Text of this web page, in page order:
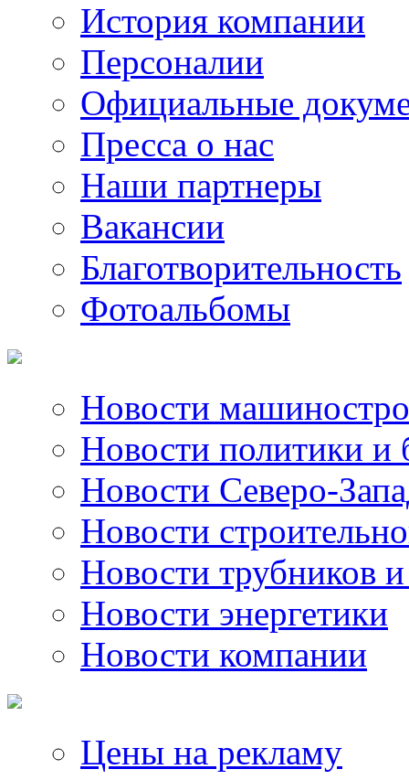
История компании
Персоналии
Официальные
Пресса о нас
Наши партнеры
Вакансии
Благотворительность
Фотоальбомы
Новости
Новости политики и
Новости Северо-
Новости
Новости трубников
Новости энергетики
Новости компании
Цены на рекламу